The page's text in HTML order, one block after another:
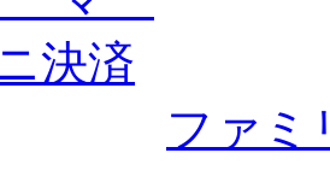
ファミ